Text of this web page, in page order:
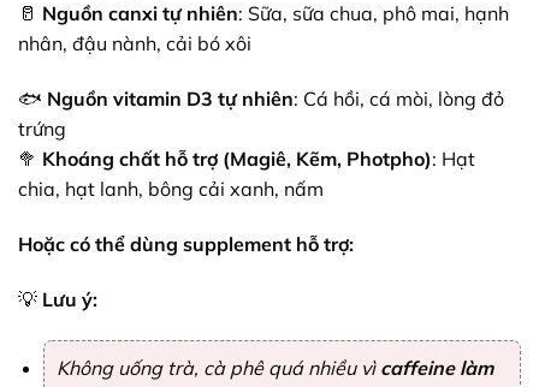
🥛 Nguồn canxi tự nhiên: Sữa, sữa chua, phô mai, hạnh
nhân, đậu nành, cải bó xôi
🐟 Nguồn vitamin D3 tự nhiên: Cá hồi, cá mòi, lòng đỏ
trứng
🥦 Khoáng chất hỗ trợ (Magiê, Kẽm, Photpho): Hạt
chia, hạt lanh, bông cải xanh, nấm
Hoặc có thể dùng supplement hỗ trợ:
💡 Lưu ý:
Không uống trà, cà phê quá nhiều vì caffeine làm